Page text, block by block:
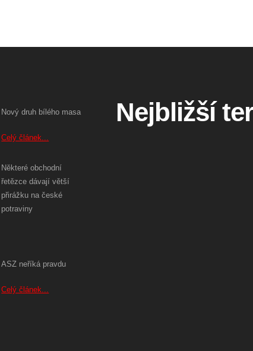
Nový druh bílého masa
Celý článek...
Některé obchodní
řetězce dávají větší
přirážku na české
potraviny
ASZ neříká pravdu
Celý článek...
Nejbližší